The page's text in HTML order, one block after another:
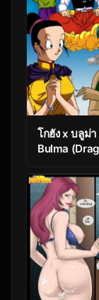
โกฮัง x บลูม่
Bulma